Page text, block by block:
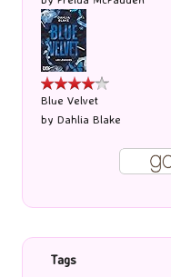
Blue Velvet
by Dahlia Blake
Tags